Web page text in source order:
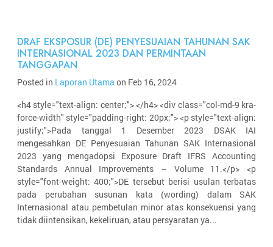
DRAF EKSPOSUR (DE) PENYESUAIAN TAHUNAN SAK
INTERNASIONAL 2023 DAN PERMINTAAN
TANGGAPAN
Posted in Laporan Utama on Feb 16, 2024
<h4 style="text-align: center;"> </h4> <div class="col-md-9 kra-
force-width" style="padding-right: 20px;"> <p style="text-align:
justify;">Pada tanggal 1 Desember 2023 DSAK IAI
mengesahkan DE Penyesuaian Tahunan SAK Internasional
2023 yang mengadopsi Exposure Draft IFRS Accounting
Standards Annual Improvements – Volume 11.</p> <p
style="font-weight: 400;">DE tersebut berisi usulan terbatas
pada perubahan susunan kata (wording) dalam SAK
Internasional atau pembetulan minor atas konsekuensi yang
tidak diintensikan, kekeliruan, atau persyaratan ya...